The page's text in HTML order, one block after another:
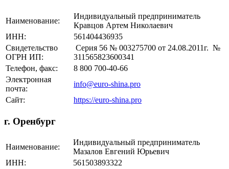
Наименование:
Индивидуальный предприниматель
Кравцов Артем Николаевич
ИНН:
561404436935
Свидетельство
ОГРН ИП:
Серия 56 № 003275700 от 24.08.2011г. №
311565823600341
Телефон, факс:
8 800 700-40-66
Электронная
почта:
info@euro-shina.pro
Сайт:
https://euro-shina.pro
г. Оренбург
Наименование:
Индивидуальный предприниматель
Мазалов Евгений Юрьевич
ИНН:
561503893322